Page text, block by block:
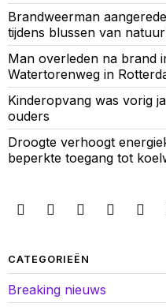
Brandweerman
tijdens blussen van
Man overleden na brand
Watertorenweg in
Kinderopvang was vorig
ouders
Droogte verhoogt
beperkte toegang tot
CATEGORIEËN
Breaking nieuws